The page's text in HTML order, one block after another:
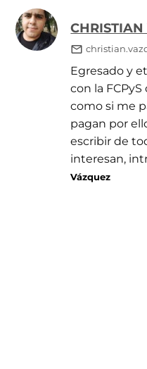
Egresado y
con la
como si me
pagan por
escribir de
interesan,
Vázquez